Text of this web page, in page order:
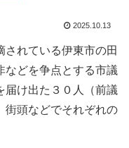
2025.10.13
れている伊東市の田
などを争点とする市議
届け出た３０人（前議
街頭などでそれぞれの